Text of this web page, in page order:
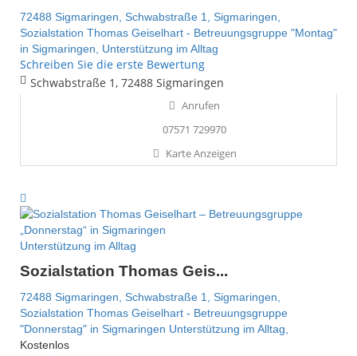
72488 Sigmaringen, Schwabstraße 1, Sigmaringen,
Sozialstation Thomas Geiselhart - Betreuungsgruppe "Montag"
in Sigmaringen, Unterstützung im Alltag
Schreiben Sie die erste Bewertung
Schwabstraße 1, 72488 Sigmaringen
Anrufen
07571 729970
Karte Anzeigen
Unterstützung im Alltag
Sozialstation Thomas Geis...
72488 Sigmaringen, Schwabstraße 1, Sigmaringen,
Sozialstation Thomas Geiselhart - Betreuungsgruppe
"Donnerstag" in Sigmaringen Unterstützung im Alltag,
Kostenlos